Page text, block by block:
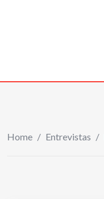
Home / Entrevistas /